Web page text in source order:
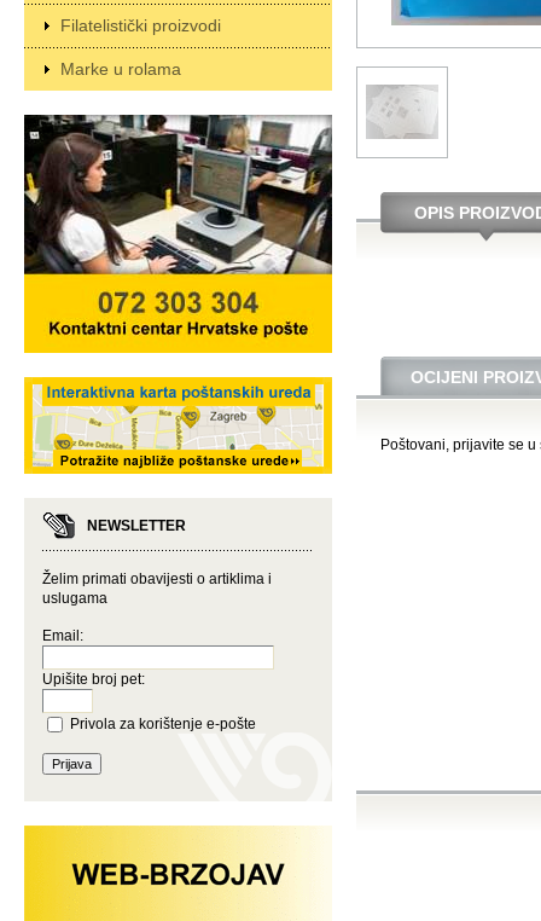
Filatelistički proizvodi
Marke u rolama
NEWSLETTER
Želim primati obavijesti o artiklima i
uslugama
Email:
Upišite broj pet:
Privola za korištenje e-pošte
OPIS
OCIJENI
Poštovani, prijavite se